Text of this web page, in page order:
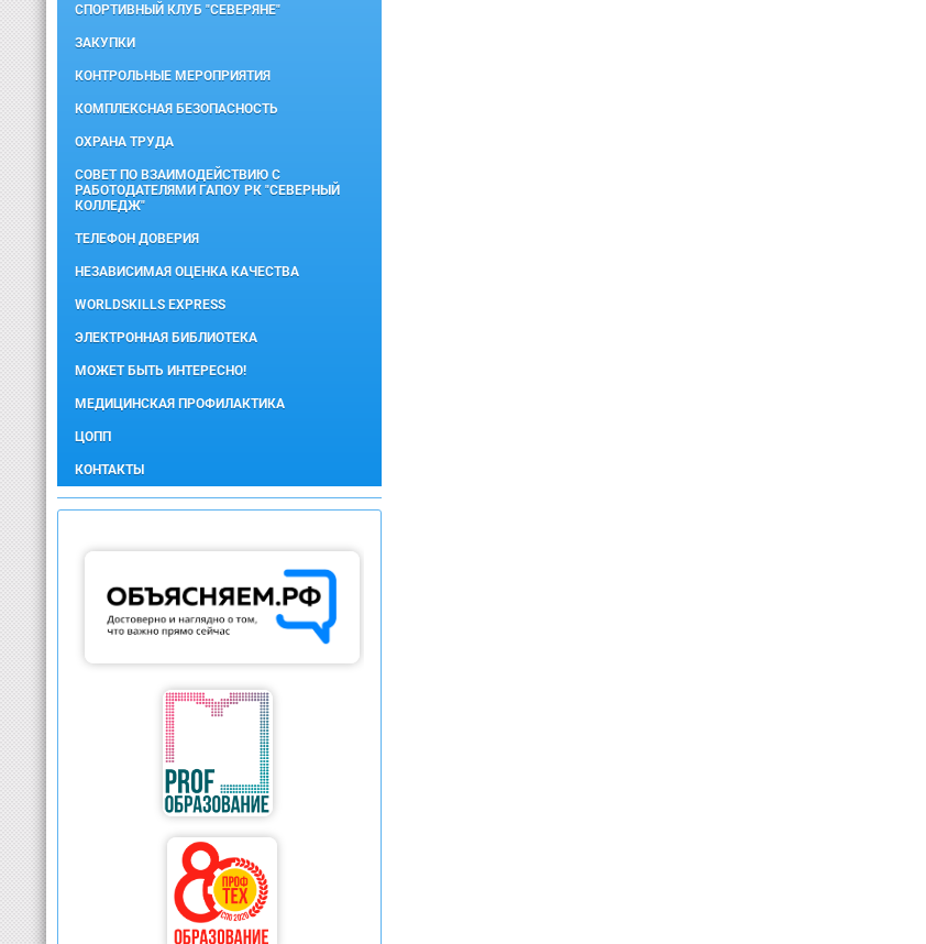
СПОРТИВНЫЙ КЛУБ "СЕВЕРЯНЕ"
ЗАКУПКИ
КОНТРОЛЬНЫЕ МЕРОПРИЯТИЯ
КОМПЛЕКСНАЯ БЕЗОПАСНОСТЬ
ОХРАНА ТРУДА
СОВЕТ ПО ВЗАИМОДЕЙСТВИЮ С
РАБОТОДАТЕЛЯМИ ГАПОУ РК "СЕВЕРНЫЙ
КОЛЛЕДЖ"
ТЕЛЕФОН ДОВЕРИЯ
НЕЗАВИСИМАЯ ОЦЕНКА КАЧЕСТВА
WORLDSKILLS EXPRESS
ЭЛЕКТРОННАЯ БИБЛИОТЕКА
МОЖЕТ БЫТЬ ИНТЕРЕСНО!
МЕДИЦИНСКАЯ ПРОФИЛАКТИКА
ЦОПП
КОНТАКТЫ